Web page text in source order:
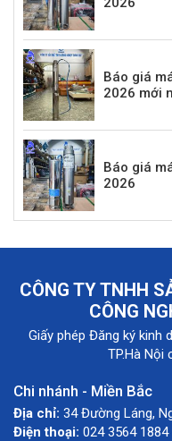
Báo giá
2026 mới
Báo giá
2026
CÔNG TY TNHH
CÔNG
Giấy phép Đăng ký kinh
TP.Hà Nội
Chi nhánh - Miền Bắc
Địa chỉ: 34 Đường Láng,
Điện thoại: 024 3564